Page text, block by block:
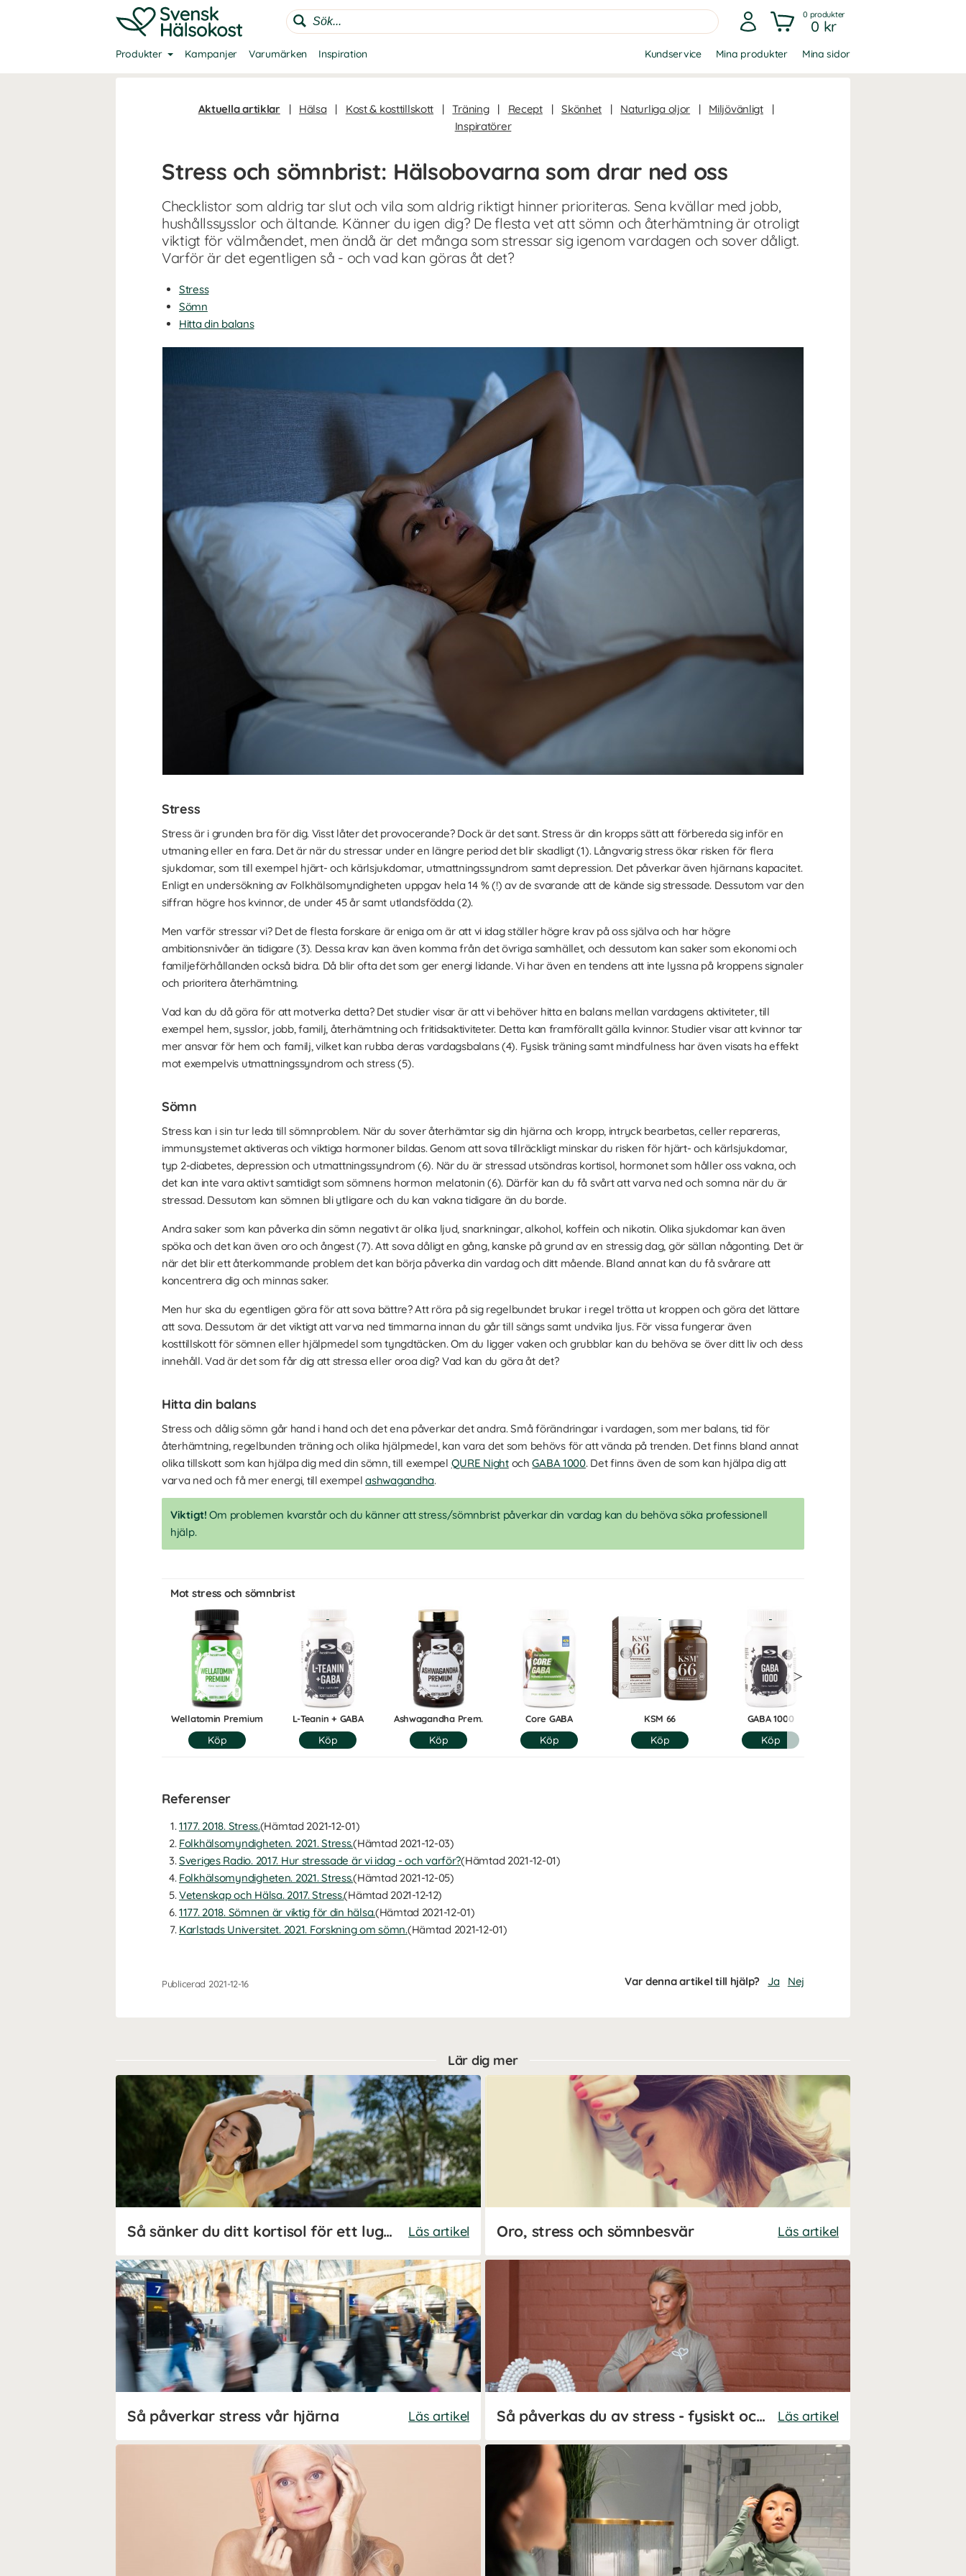
0 produkter
0 kr
Produkter Kampanjer Varumärken Inspiration Kundservice Mina produkter Mina sidor
Aktuella artiklar | Hälsa | Kost & kosttillskott | Träning | Recept | Skönhet | Naturliga oljor | Miljövänligt
|
Inspiratörer
Stress och sömnbrist: Hälsobovarna som drar ned oss
Checklistor som aldrig tar slut och vila som aldrig riktigt hinner prioriteras. Sena kvällar med jobb,
hushållssysslor och ältande. Känner du igen dig? De flesta vet att sömn och återhämtning är otroligt
viktigt för välmåendet, men ändå är det många som stressar sig igenom vardagen och sover dåligt.
Varför är det egentligen så - och vad kan göras åt det?
Stress
Sömn
Hitta din balans
Stress
Stress är i grunden bra för dig. Visst låter det provocerande? Dock är det sant. Stress är din kropps sätt att förbereda sig inför en
utmaning eller en fara. Det är när du stressar under en längre period det blir skadligt (1). Långvarig stress ökar risken för flera
sjukdomar, som till exempel hjärt- och kärlsjukdomar, utmattningssyndrom samt depression. Det påverkar även hjärnans kapacitet.
Enligt en undersökning av Folkhälsomyndigheten uppgav hela 14 % (!) av de svarande att de kände sig stressade. Dessutom var den
siffran högre hos kvinnor, de under 45 år samt utlandsfödda (2).
Men varför stressar vi? Det de flesta forskare är eniga om är att vi idag ställer högre krav på oss själva och har högre
ambitionsnivåer än tidigare (3). Dessa krav kan även komma från det övriga samhället, och dessutom kan saker som ekonomi och
familjeförhållanden också bidra. Då blir ofta det som ger energi lidande. Vi har även en tendens att inte lyssna på kroppens signaler
och prioritera återhämtning.
Vad kan du då göra för att motverka detta? Det studier visar är att vi behöver hitta en balans mellan vardagens aktiviteter, till
exempel hem, sysslor, jobb, familj, återhämtning och fritidsaktiviteter. Detta kan framförallt gälla kvinnor. Studier visar att kvinnor tar
mer ansvar för hem och familj, vilket kan rubba deras vardagsbalans (4). Fysisk träning samt mindfulness har även visats ha effekt
mot exempelvis utmattningssyndrom och stress (5).
Sömn
Stress kan i sin tur leda till sömnproblem. När du sover återhämtar sig din hjärna och kropp, intryck bearbetas, celler repareras,
immunsystemet aktiveras och viktiga hormoner bildas. Genom att sova tillräckligt minskar du risken för hjärt- och kärlsjukdomar,
typ 2-diabetes, depression och utmattningssyndrom (6). När du är stressad utsöndras kortisol, hormonet som håller oss vakna, och
det kan inte vara aktivt samtidigt som sömnens hormon melatonin (6). Därför kan du få svårt att varva ned och somna när du är
stressad. Dessutom kan sömnen bli ytligare och du kan vakna tidigare än du borde.
Andra saker som kan påverka din sömn negativt är olika ljud, snarkningar, alkohol, koffein och nikotin. Olika sjukdomar kan även
spöka och det kan även oro och ångest (7). Att sova dåligt en gång, kanske på grund av en stressig dag, gör sällan någonting. Det är
när det blir ett återkommande problem det kan börja påverka din vardag och ditt mående. Bland annat kan du få svårare att
koncentrera dig och minnas saker.
Men hur ska du egentligen göra för att sova bättre? Att röra på sig regelbundet brukar i regel trötta ut kroppen och göra det lättare
att sova. Dessutom är det viktigt att varva ned timmarna innan du går till sängs samt undvika ljus. För vissa fungerar även
kosttillskott för sömnen eller hjälpmedel som tyngdtäcken. Om du ligger vaken och grubblar kan du behöva se över ditt liv och dess
innehåll. Vad är det som får dig att stressa eller oroa dig? Vad kan du göra åt det?
Hitta din balans
Stress och dålig sömn går hand i hand och det ena påverkar det andra. Små förändringar i vardagen, som mer balans, tid för
återhämtning, regelbunden träning och olika hjälpmedel, kan vara det som behövs för att vända på trenden. Det finns bland annat
olika tillskott som kan hjälpa dig med din sömn, till exempel QURE NightochGABA 1000. Det finns även de som kan hjälpa dig att
varva ned och få mer energi, till exempelashwagandha.
Viktigt! Om problemen kvarstår och du känner att stress/sömnbrist påverkar din vardag kan du behöva söka professionell
hjälp.
Mot stress och sömnbrist
Wellatomin Premium L-Teanin + GABA Ashwagandha Prem. Core GABA KSM 66 GABA 1000
Referenser
1177. 2018. Stress.(Hämtad 2021-12-01)
Folkhälsomyndigheten. 2021. Stress.(Hämtad 2021-12-03)
Sveriges Radio. 2017. Hur stressade är vi idag - och varför?(Hämtad 2021-12-01)
Folkhälsomyndigheten. 2021. Stress.(Hämtad 2021-12-05)
Vetenskap och Hälsa. 2017. Stress.(Hämtad 2021-12-12)
1177. 2018. Sömnen är viktig för din hälsa.(Hämtad 2021-12-01)
Karlstads Universitet. 2021. Forskning om sömn.(Hämtad 2021-12-01)
Publicerad 2021-12-16 Var denna artikel till hjälp? Ja Nej
Lär dig mer
Så sänker du ditt kortisol för ett lugnare nervsystem Läs artikel Oro, stress och sömnbesvär Läs artikel
Så påverkar stress vår hjärna Läs artikel Så påverkas du av stress - fysiskt och mentalt Läs artikel